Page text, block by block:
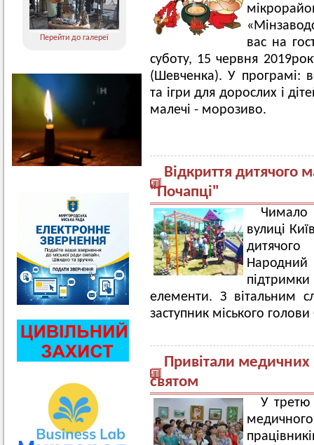
Перейти до галереї
вас на
суботу, 15 червня
(Шевченка). У програмі:
та ігри для дорослих і
малечі - морозиво.
Відкриття дитячого
"Почапці"
Чимало
вулиці
Народний
підтримки
елементи. З вітальним
заступник міського
Привітали медичних
святом
У третю